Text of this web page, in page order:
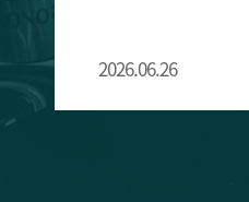
2026.06.26